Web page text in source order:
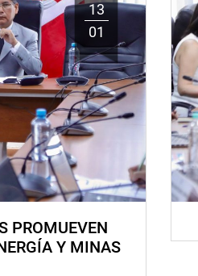
13
01
PROMUEVEN
Y MINAS